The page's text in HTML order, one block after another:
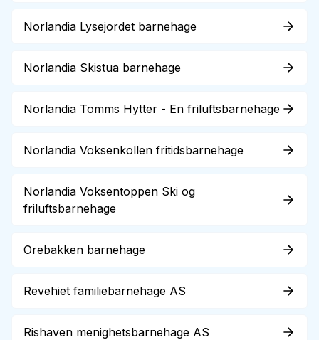
Norlandia Lysejordet barnehage
Norlandia Skistua barnehage
Norlandia Tomms Hytter - En friluftsbarnehage
Norlandia Voksenkollen fritidsbarnehage
Norlandia Voksentoppen Ski og
friluftsbarnehage
Orebakken barnehage
Revehiet familiebarnehage AS
Rishaven menighetsbarnehage AS